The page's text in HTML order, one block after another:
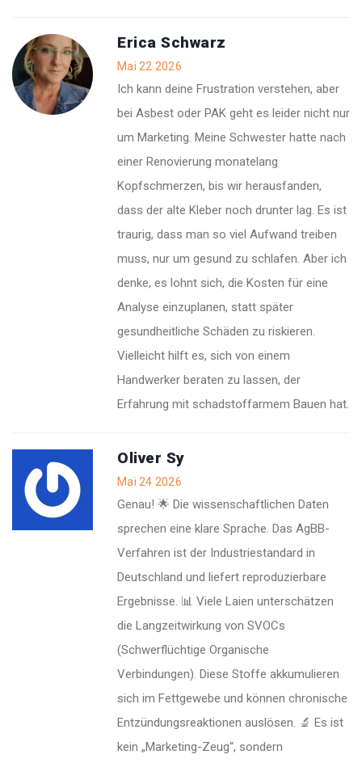
Erica Schwarz
Mai 22 2026
Ich kann deine Frustration verstehen, aber
bei Asbest oder PAK geht es leider nicht nur
um Marketing. Meine Schwester hatte nach
einer Renovierung monatelang
Kopfschmerzen, bis wir herausfanden,
dass der alte Kleber noch drunter lag. Es ist
traurig, dass man so viel Aufwand treiben
muss, nur um gesund zu schlafen. Aber ich
denke, es lohnt sich, die Kosten für eine
Analyse einzuplanen, statt später
gesundheitliche Schäden zu riskieren.
Vielleicht hilft es, sich von einem
Handwerker beraten zu lassen, der
Erfahrung mit schadstoffarmem Bauen hat.
Oliver Sy
Mai 24 2026
Genau! 🌟 Die wissenschaftlichen Daten
sprechen eine klare Sprache. Das AgBB-
Verfahren ist der Industriestandard in
Deutschland und liefert reproduzierbare
Ergebnisse. 📊 Viele Laien unterschätzen
die Langzeitwirkung von SVOCs
(Schwerflüchtige Organische
Verbindungen). Diese Stoffe akkumulieren
sich im Fettgewebe und können chronische
Entzündungsreaktionen auslösen. 🔬 Es ist
kein „Marketing-Zeug“, sondern